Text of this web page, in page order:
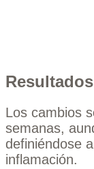
Los cambios
semanas,
definiéndose
inflamación.